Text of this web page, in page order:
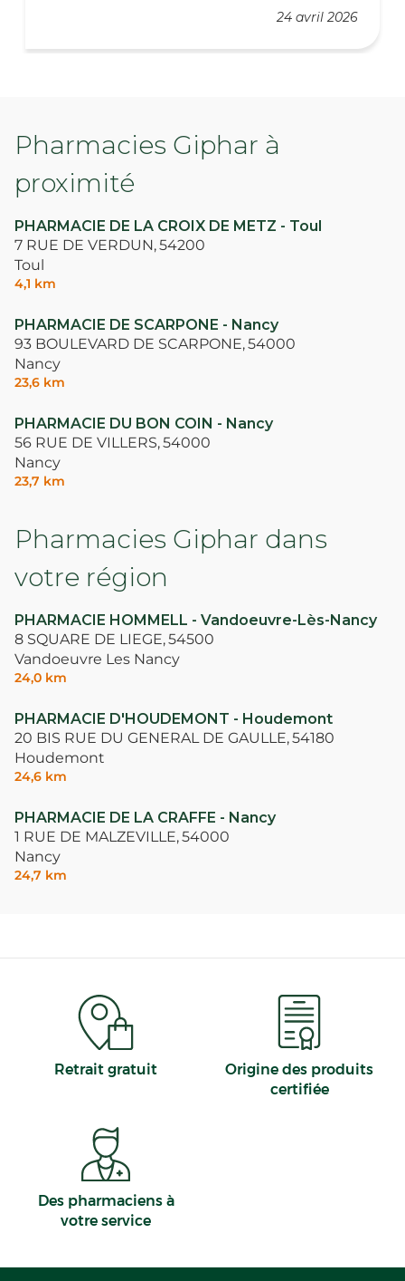
24 avril 2026
cas de rupture de traitement, ce qui est très
fait toute la différence. Merci pour votre
Pharmacies Giphar à
proximité
PHARMACIE DE LA CROIX DE METZ - Toul
7 RUE DE VERDUN,54200
Toul
4,1 km
PHARMACIE DE SCARPONE - Nancy
93 BOULEVARD DE SCARPONE,54000
Nancy
23,6 km
PHARMACIE DU BON COIN - Nancy
56 RUE DE VILLERS,54000
Nancy
23,7 km
Pharmacies Giphar dans
votre région
PHARMACIE HOMMELL - Vandoeuvre-Lès-Nancy
8 SQUARE DE LIEGE,54500
Vandoeuvre Les Nancy
24,0 km
PHARMACIE D'HOUDEMONT - Houdemont
20 BIS RUE DU GENERAL DE GAULLE,54180
Houdemont
24,6 km
PHARMACIE DE LA CRAFFE - Nancy
1 RUE DE MALZEVILLE,54000
Nancy
24,7 km
Retrait gratuit
Origine des produits
certifiée
Des pharmaciens à
votre service